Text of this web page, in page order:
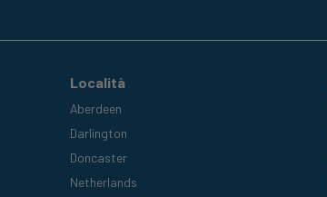
Località
Aberdeen
Darlington
Doncaster
Netherlands